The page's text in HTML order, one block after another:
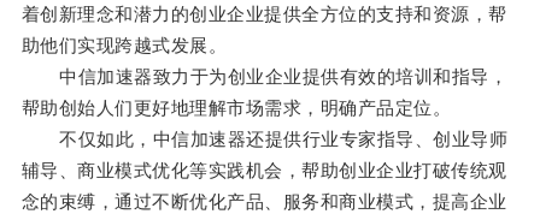
着创新理念和潜力的创业企业提供全方位的支持和资源，帮
助他们实现跨越式发展。
中信加速器致力于为创业企业提供有效的培训和指导，
帮助创始人们更好地理解市场需求，明确产品定位。
不仅如此，中信加速器还提供行业专家指导、创业导师
辅导、商业模式优化等实践机会，帮助创业企业打破传统观
念的束缚，通过不断优化产品、服务和商业模式，提高企业